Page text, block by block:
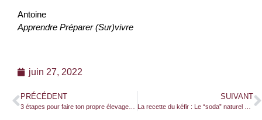
Antoine
Apprendre Préparer (Sur)vivre
juin 27, 2022
PRÉCÉDENT SUIVANT